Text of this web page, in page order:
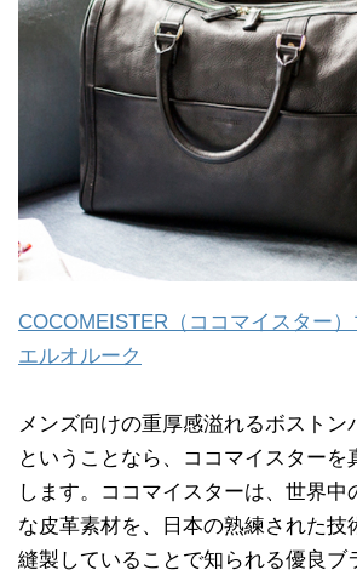
COCOMEISTER（ココマイスター
エルオルーク
メンズ向けの重厚感溢れるボストン
ということなら、ココマイスターを
します。ココマイスターは、世界中
な皮革素材を、日本の熟練された技
縫製していることで知られる優良ブ